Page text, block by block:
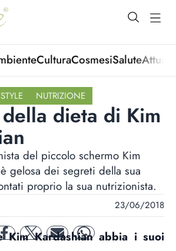
open
CulturaCosmesiSalute
NUTRIZIONE
dieta di Kim
del piccolo schermo Kim
gelosa dei segreti della sua
proprio la sua nutrizionista.
23/06/2018
facebooktwitter mail whatsapp
Kim Kardashian abbia i suoi